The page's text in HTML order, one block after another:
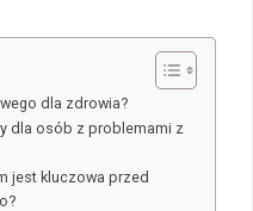
dla zdrowia?
dla osób z problemami z
jest kluczowa przed